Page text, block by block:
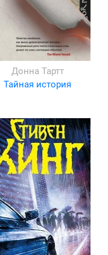
Донна Тартт
Тайная история